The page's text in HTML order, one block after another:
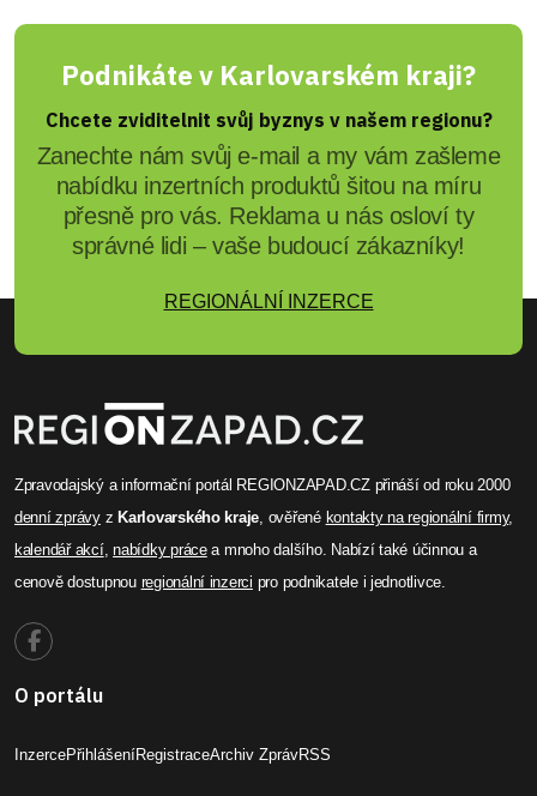
Podnikáte v Karlovarském kraji?
Chcete zviditelnit svůj byznys v našem regionu?
Zanechte nám svůj e-mail a my vám zašleme
nabídku inzertních produktů šitou na míru
přesně pro vás. Reklama u nás osloví ty
správné lidi – vaše budoucí zákazníky!
REGIONÁLNÍ INZERCE
Zpravodajský a informační portál REGIONZAPAD.CZ přináší od roku 2000
denní zprávyz Karlovarského kraje , ověřené kontakty na regionální firmy,
kalendář akcí,nabídky prácea mnoho dalšího. Nabízí také účinnou a
cenově dostupnou regionální inzerci pro podnikatele i jednotlivce.
O portálu
InzercePřihlášeníRegistraceArchiv ZprávRSS